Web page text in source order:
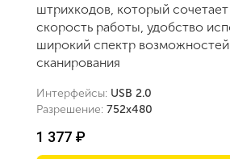
штрихкодов, который
скорость работы, удобство
широкий спектр возможностей
сканирования
Интерфейсы: USB 2.0
Разрешение: 752х480
1 377 ₽